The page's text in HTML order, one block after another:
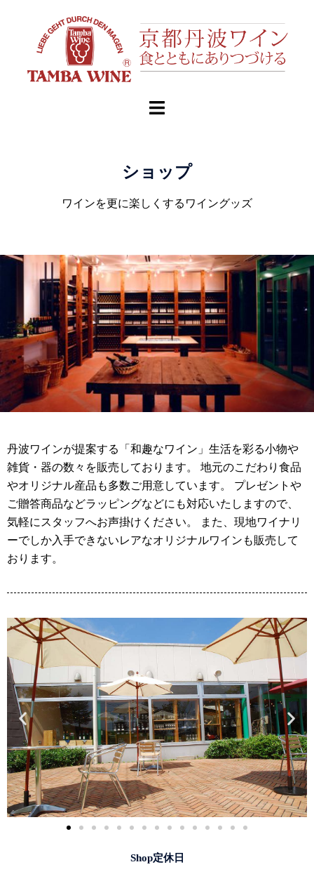
ショップ
ワインを更に楽しくするワイングッズ
丹波ワインが提案する「和趣なワイン」生活を彩る小物や
雑貨・器の数々を販売しております。 地元のこだわり食品
やオリジナル産品も多数ご用意しています。 プレゼントや
ご贈答商品などラッピングなどにも対応いたしますので、
気軽にスタッフへお声掛けください。 また、現地ワイナリ
ーでしか入手できないレアなオリジナルワインも販売して
おります。
Shop定休日